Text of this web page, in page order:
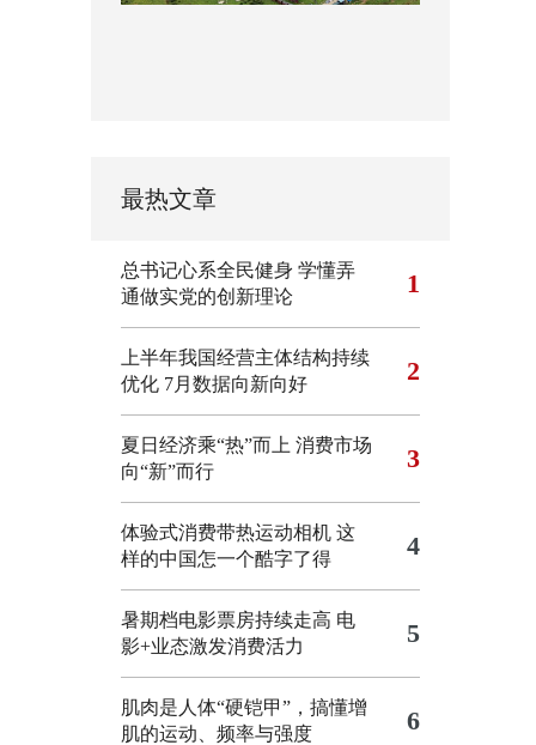
最热文章
总书记心系全民健身 学懂弄
通做实党的创新理论
1
上半年我国经营主体结构持续
优化 7月数据向新向好 2
夏日经济乘“热”而上 消费市场
向“新”而行
3
体验式消费带热运动相机 这
样的中国怎一个酷字了得
4
暑期档电影票房持续走高 电
影+业态激发消费活力
5
肌肉是人体“硬铠甲”，搞懂增
肌的运动、频率与强度
6